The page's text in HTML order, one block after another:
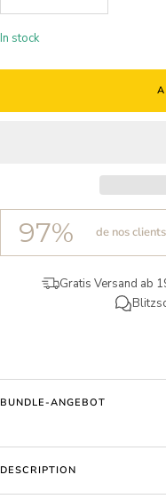
In stock
97% de nos
Gratis Versand ab
BUNDLE-ANGEBOT
DESCRIPTION